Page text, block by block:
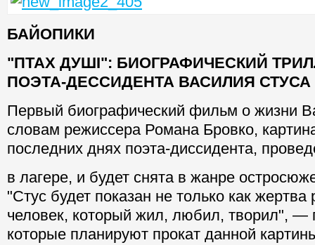
БАЙОПИКИ
"ПТАХ ДУШІ": БИОГРАФИЧЕСКИЙ
ПОЭТА-ДЕССИДЕНТА ВАСИЛИЯ СТУСА
Первый биографический фильм о жизни
словам режиссера Романа Бровко,
последних днях поэта-диссидента,
в лагере, и будет снята в жанре
"Стус будет показан не только как
человек, который жил, любил, творил", —
которые планируют прокат данной